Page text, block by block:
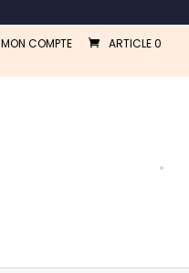
MON COMPTE ARTICLE 0